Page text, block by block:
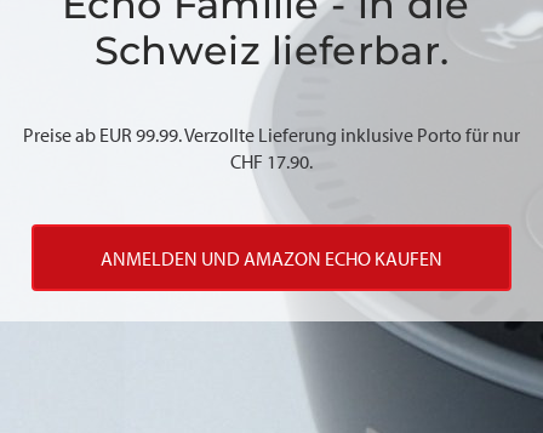
Schweiz lieferbar.
Preise ab EUR 99.99. Verzollte Lieferung inklusive Porto für nur
CHF 17.90.
ANMELDEN UND AMAZON ECHO KAUFEN